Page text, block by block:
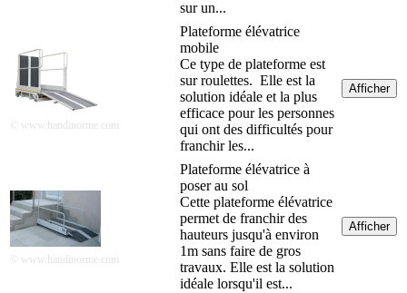
sur un...
© www.handinorme.com
Plateforme élévatrice
mobile
Ce type de plateforme est
sur roulettes. Elle est la
solution idéale et la plus
efficace pour les personnes
qui ont des difficultés pour
franchir les...
Afficher
© www.handinorme.com
Plateforme élévatrice à
poser au sol
Cette plateforme élévatrice
permet de franchir des
hauteurs jusqu'à environ
1m sans faire de gros
travaux. Elle est la solution
idéale lorsqu'il est...
Afficher